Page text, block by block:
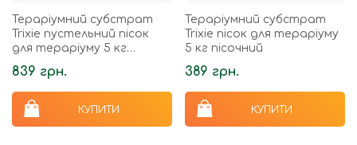
Тераріумний субстрат
Trixie пустельний пісок
для тераріуму 5 кг
червоний
839 грн.
КУПИТИ
Тераріумний субстрат
Trixie пісок для тераріуму
5 кг пісочний
389 грн.
КУПИТИ